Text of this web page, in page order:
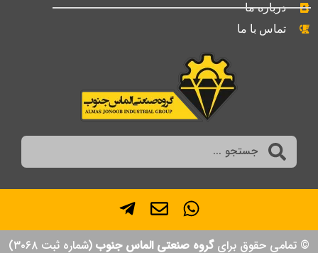
درباره ما
تماس با ما
© تمامی حقوق برایگروه صنعتی الماس جنوب (شماره ثبت ۳۰۶۸)